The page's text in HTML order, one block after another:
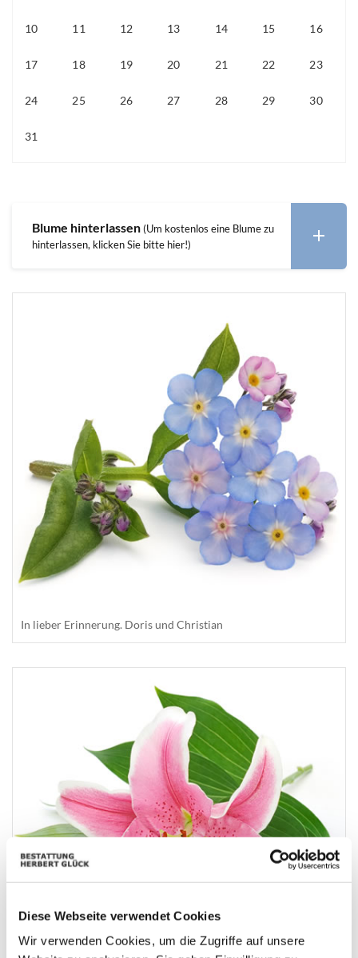
Diese Webseite verwendet Cookies
Wir verwenden Cookies, um die Zugriffe auf unsere
10 11 12 13 14 15 16
17 18 19 20 21 22 23
24 25 26 27 28 29 30
31
Blume hinterlassen (Um kostenlos eine Blume zu
hinterlassen, klicken Sie bitte hier!)
In lieber Erinnerung. Doris und Christian